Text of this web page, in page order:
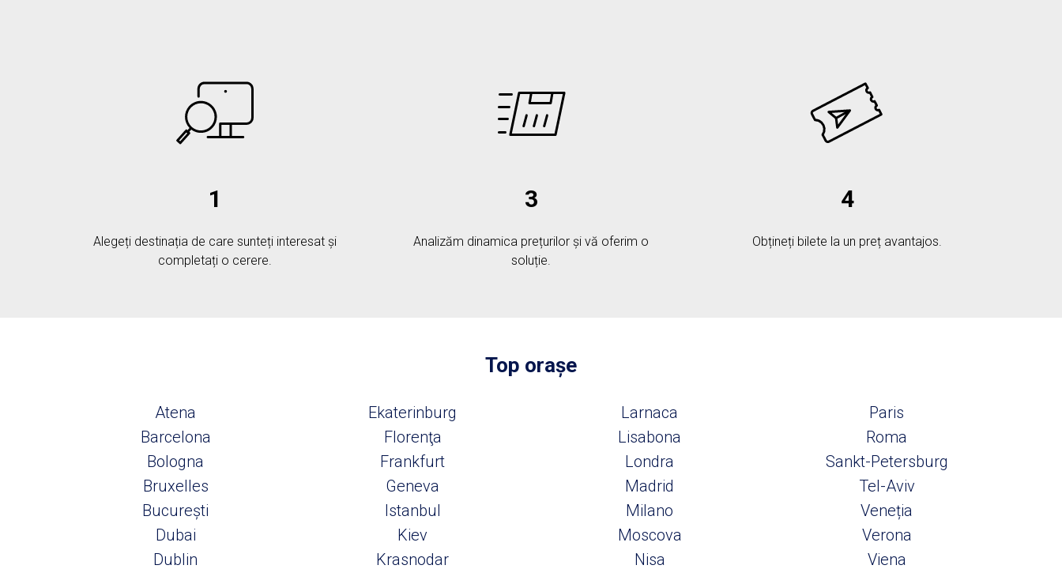
1
Alegeți destinația de care sunteți interesat și
completați o cerere.
3
Analizăm dinamica prețurilor și vă oferim o
soluție.
4
Obțineți bilete la un preț avantajos.
Top orașe
Atena
Barcelona
Bologna
Bruxelles
București
Dubai
Dublin
Ekaterinburg
Florenţa
Frankfurt
Geneva
Istanbul
Kiev
Krasnodar
Larnaca
Lisabona
Londra
Madrid
Milano
Moscova
Nisa
Paris
Roma
Sankt-Petersburg
Tel-Aviv
Veneția
Verona
Viena